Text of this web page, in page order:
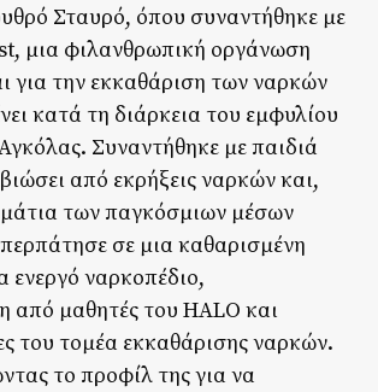
Σταυρό, όπου συναντήθηκε με
μια φιλανθρωπική οργάνωση
για την εκκαθάριση των ναρκών
κατά τη διάρκεια του εμφυλίου
Συναντήθηκε με παιδιά
από εκρήξεις ναρκών και,
των παγκόσμιων μέσων
σε μια καθαρισμένη
ενεργό ναρκοπέδιο,
από μαθητές του HALO και
του τομέα εκκαθάρισης ναρκών.
το προφίλ της για να